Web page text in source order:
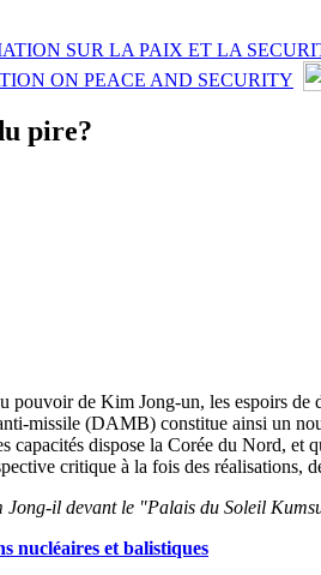
SUR LA PAIX ET LA
ON PEACE AND SECURITY
pire?
de Kim Jong-un, les espoirs de
missile (DAMB) constitue ainsi un
capacités dispose la Corée du Nord,
critique à la fois des réalisations,
il devant le "Palais du Soleil
nucléaires et balistiques